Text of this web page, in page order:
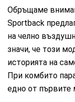
Обръщаме
Sportback
на челно
значи, че този
историята на
При комбито
едно от първите